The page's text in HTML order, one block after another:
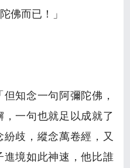
佛而已！」
知念一句阿彌陀佛，
一句也就足以成就了
歧，縱念萬卷經，又
境如此神速，他比誰